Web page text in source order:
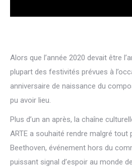
Alors que l’année 2020 devait être
plupart des festivités prévues à
anniversaire de naissance du
pu avoir lieu.
Plus d’un an après, la chaîne
ARTE a souhaité rendre malgré tout
Beethoven, événement hors du
puissant signal d’espoir au monde